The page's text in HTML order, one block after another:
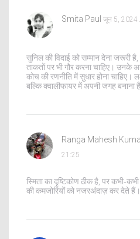
Smita Paul जून 5, 2024
सुनिल की विदाई को सम्मान देना जरूरी
ताकतों पर भी गौर करना चाहिए।
कोच की रणनीति में सुधार होना चाहिए।
बल्कि क्वालीफायर में अपनी जगह बनाना
Ranga Mahesh
21:25
स्मिता का दृष्टिकोण ठीक है, पर
की कमजोरियों को नजरअंदाज़ कर देते हैं।